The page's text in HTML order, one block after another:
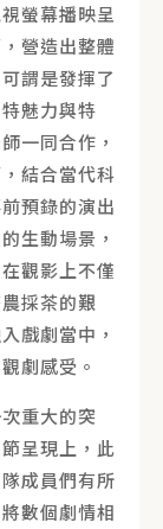
螢幕播映呈
營造出整體
謂是發揮了
魅力與特
一同合作，
結合當代科
預錄的演出
生動場景，
觀影上不僅
採茶的艱
戲劇當中，
劇感受。
重大的突
呈現上，此
成員們有所
數個劇情相